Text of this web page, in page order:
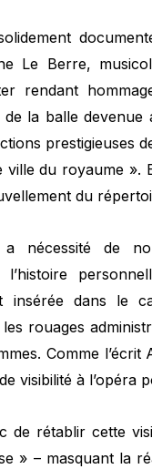
Le Berre,
rendant
la balle
prestigieuses
ville du royaume ».
du
a nécessité de
l’histoire
insérée dans le
rouages
Comme
visibilité à l’opéra
de rétablir cette
» – masquant la